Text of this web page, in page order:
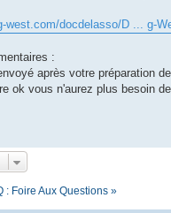
west.com/docdelasso/D ... g-
:
après votre préparation
ok vous n'aurez plus besoin
: Foire Aux Questions »